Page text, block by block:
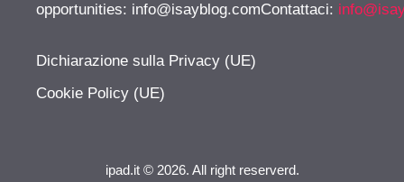
opportunities: info@isayblog.comContattaci:
Dichiarazione sulla Privacy (UE)
Cookie Policy (UE)
ipad.it © 2026. All right reserverd.